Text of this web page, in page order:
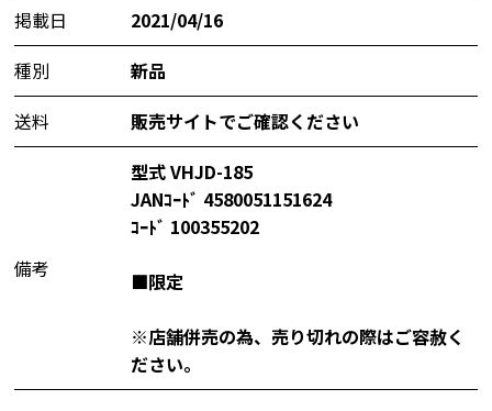
掲載日
2021/04/16
種別
新品
送料
販売サイトでご確認ください
備考
型式 VHJD-185
JANｺｰﾄﾞ 4580051151624
ｺｰﾄﾞ 100355202
■限定
※店舗併売の為、売り切れの際はご容赦く
ださい。